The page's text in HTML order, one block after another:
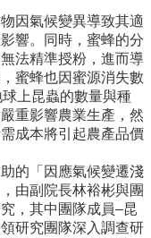
因氣候變異導致其適
響。同時，蜜蜂的分
法精準授粉，進而導
蜜蜂也因蜜源消失數
上昆蟲的數量與種
重影響農業生產，然
成本將引起農產品價
的「因應氣候變遷淺
由副院長林裕彬與團
，其中團隊成員–昆
研究團隊深入調查研